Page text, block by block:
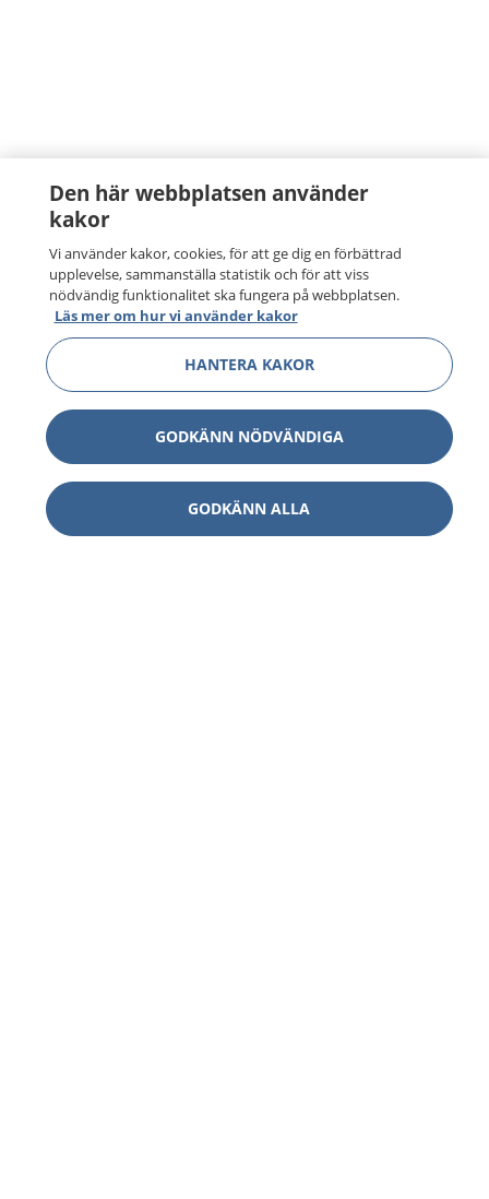
Den här webbplatsen använder
kakor
Vi använder kakor, cookies, för att ge dig en förbättrad
upplevelse, sammanställa statistik och för att viss
nödvändig funktionalitet ska fungera på webbplatsen.
Läs mer om hur vi använder kakor
HANTERA KAKOR
GODKÄNN NÖDVÄNDIGA
GODKÄNN ALLA